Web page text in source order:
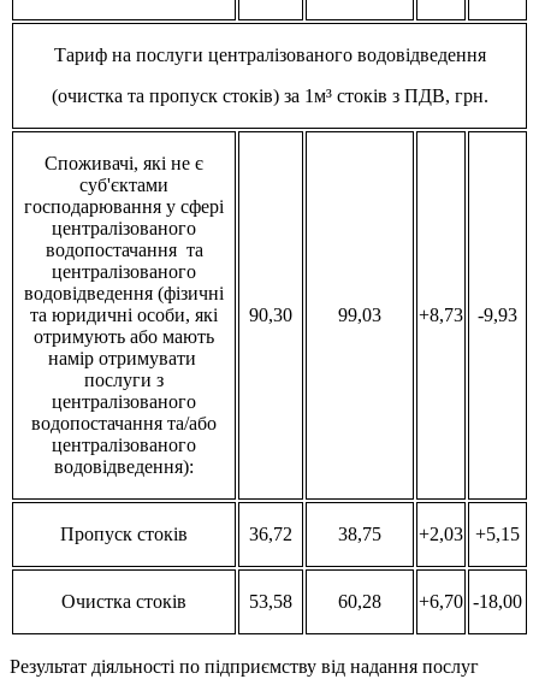
Тариф на послуги централізованого водовідведення
(очистка та пропуск стоків) за 1м³ стоків з ПДВ, грн.
Споживачі, які не є
суб'єктами
господарювання у сфері
централізованого
водопостачання та
централізованого
водовідведення (фізичні
та юридичні особи, які
отримують або мають
намір отримувати
послуги з
централізованого
водопостачання та/або
централізованого
водовідведення):
90,30 99,03 +8,73 -9,93
Пропуск стоків 36,72 38,75 +2,03 +5,15
Очистка стоків 53,58 60,28 +6,70 -18,00
Результат діяльності по підприємству від надання послуг